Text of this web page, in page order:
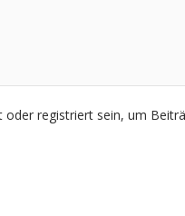
registriert sein, um